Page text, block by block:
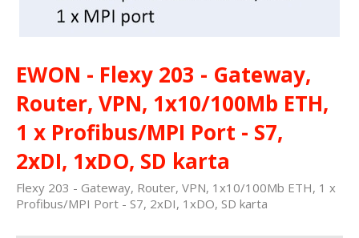
EWON - Flexy 203 - Gateway,
Router, VPN, 1x10/100Mb ETH,
1 x Profibus/MPI Port - S7,
2xDI, 1xDO, SD karta
Flexy 203 - Gateway, Router, VPN, 1x10/100Mb ETH, 1 x
Profibus/MPI Port - S7, 2xDI, 1xDO, SD karta